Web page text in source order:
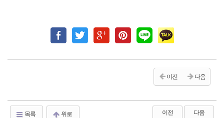
이전 다음
목록 위로 이전 다음